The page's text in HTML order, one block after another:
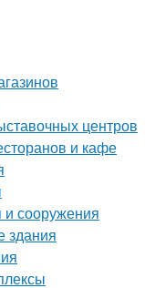
центров
и кафе
сооружения
здания